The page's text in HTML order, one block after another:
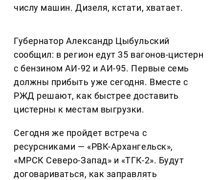
числу машин. Дизеля, кстати, хватает.
Губернатор Александр Цыбульский
сообщил: в регион едут 35 вагонов-цистерн
с бензином АИ-92 и АИ-95. Первые семь
должны прибыть уже сегодня. Вместе с
РЖД решают, как быстрее доставить
цистерны к местам выгрузки.
Сегодня же пройдет встреча с
ресурсниками — «РВК-Архангельск»,
«МРСК Северо-Запад» и «ТГК-2». Будут
договариваться, как заправлять